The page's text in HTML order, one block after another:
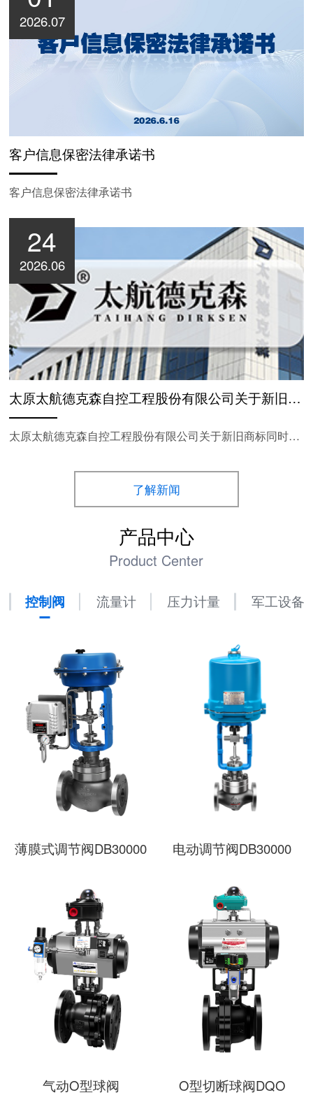
2026.07
客户信息保密法律承诺书
客户信息保密法律承诺书
24
2026.06
太原太航德克森自控工程股份有限公司关于新旧商标同时使用的公告
太原太航德克森自控工程股份有限公司关于新旧商标同时使用的公告
了解新闻
产品中心
Product Center
控制阀 流量计 压力计量 军工设备
薄膜式调节阀DB30000 电动调节阀DB30000
气动O型球阀 O型切断球阀DQO